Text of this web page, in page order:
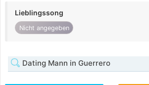
Lieblingssong
Nicht angegeben
Dating Mann in Guerrero